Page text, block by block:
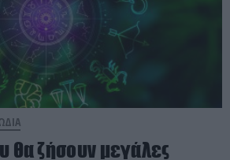
θα ζήσουν μεγάλες